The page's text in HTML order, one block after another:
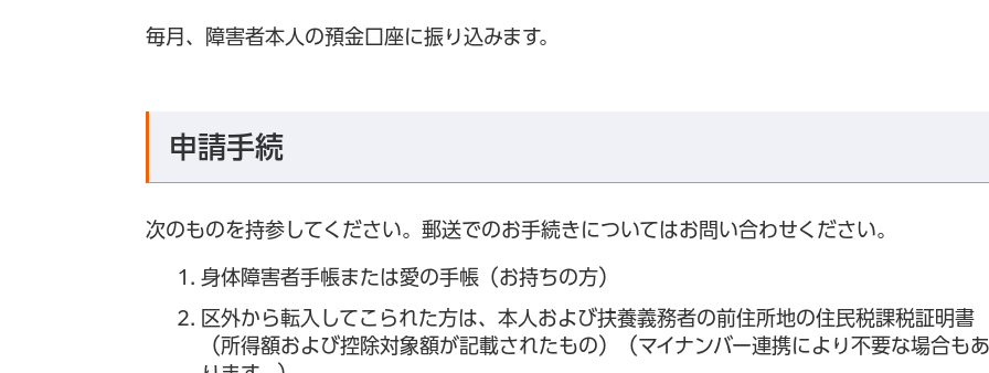
毎月、障害者本人の預金口座に振り込みます。
申請手続
次のものを持参してください。郵送でのお手続きについてはお問い合わせください。
身体障害者手帳または愛の手帳（お持ちの方）
区外から転入してこられた方は、本人および扶養義務者の前住所地の住民税課税証明書
（所得額および控除対象額が記載されたもの）（マイナンバー連携により不要な場合もあ